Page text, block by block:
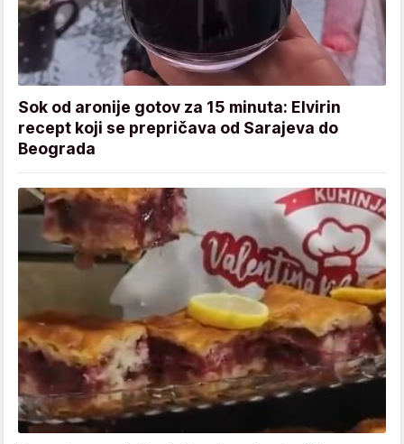
Sok od aronije gotov za 15 minuta: Elvirin
recept koji se prepričava od Sarajeva do
Beograda